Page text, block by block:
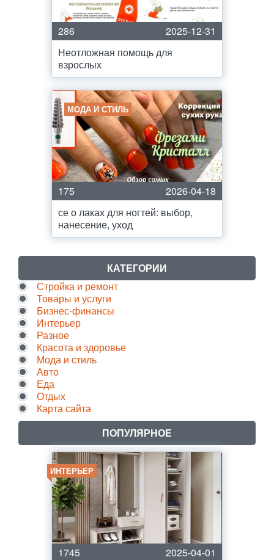
286
2025-12-31
Неотложная помощь для
взрослых
МОДА И СТИЛЬ
175
2026-04-18
се о лаках для ногтей: выбор,
нанесение, уход
КАТЕГОРИИ
Стройка и ремонт
Товары и услуги
Бизнес-финансы
Интерьер
Разное
Красота и здоровье
Мода и стиль
Авто
Еда
Отдых
Карта сайта
ПОПУЛЯРНОЕ
ИНТЕРЬЕР
1745
2025-04-01